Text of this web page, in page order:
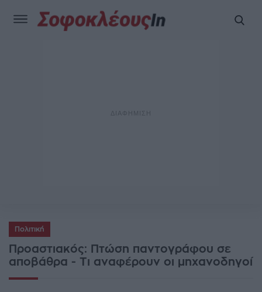
Πολιτική
Προαστιακός: Πτώση παντογράφου σε
αποβάθρα - Τι αναφέρουν οι μηχανοδηγοί